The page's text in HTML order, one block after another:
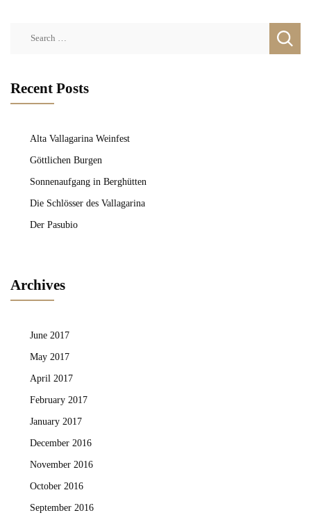
Recent Posts
Alta Vallagarina Weinfest
Göttlichen Burgen
Sonnenaufgang in Berghütten
Die Schlösser des Vallagarina
Der Pasubio
Archives
June 2017
May 2017
April 2017
February 2017
January 2017
December 2016
November 2016
October 2016
September 2016